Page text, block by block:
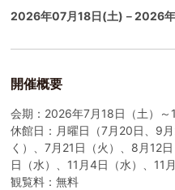
2026年07月18日(土)－2026
開催概要
会期：2026年7月18日（土）～
休館日：月曜日（7月20日、9
く）、7月21日（火）、8月12
日（水）、11月4日（水）、11
観覧料：無料